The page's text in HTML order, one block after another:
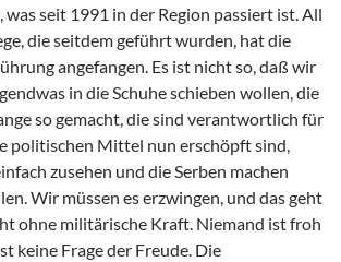
was seit 1991 in der Region passiert ist. All
die seitdem geführt wurden, hat die
angefangen. Es ist nicht so, daß wir
in die Schuhe schieben wollen, die
so gemacht, die sind verantwortlich für
politischen Mittel nun erschöpft sind,
zusehen und die Serben machen
Wir müssen es erzwingen, und das geht
ohne militärische Kraft. Niemand ist froh
keine Frage der Freude. Die